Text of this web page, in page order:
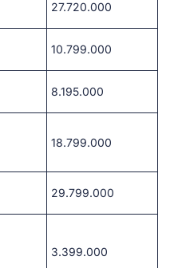
27.720.000
10.799.000
8.195.000
18.799.000
29.799.000
3.399.000